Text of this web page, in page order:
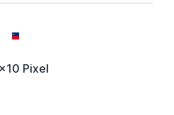
Pixel